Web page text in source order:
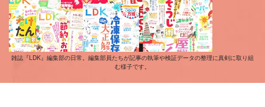
雑誌『LDK』編集部の日常。編集部員たちが記事の執筆や検証データの整理に真剣に取り組
む様子です。